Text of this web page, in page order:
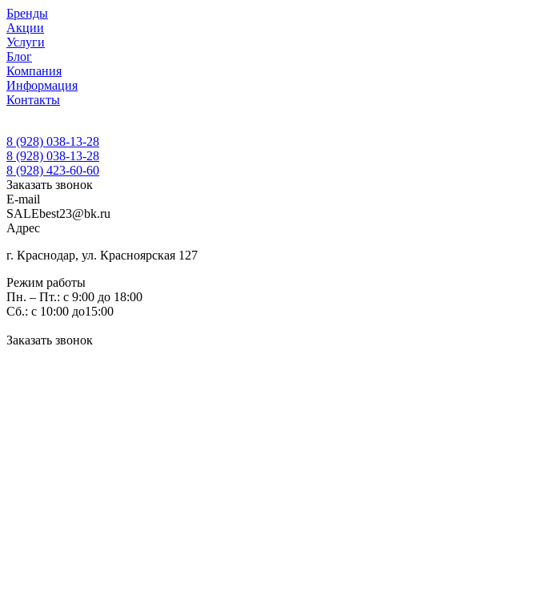
Бренды
Акции
Услуги
Блог
Компания
Информация
Контакты
8 (928) 038-13-28
8 (928) 038-13-28
8 (928) 423-60-60
Заказать звонок
E-mail
SALEbest23@bk.ru
Адрес
г. Краснодар, ул. Красноярская 127
Режим работы
Пн. – Пт.: с 9:00 до 18:00
Сб.: с 10:00 до15:00
Заказать звонок